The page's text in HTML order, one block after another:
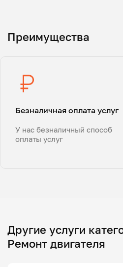
Преимущества
Безналичная оплата услуг
У нас безналичный способ
оплаты услуг
Другие услуги
Ремонт двигателя